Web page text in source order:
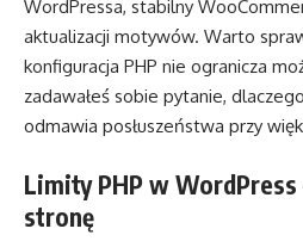
WordPressa, stabilny
aktualizacji motywów. Warto
konfiguracja PHP nie ogranicza
zadawałeś sobie pytanie,
odmawia posłuszeństwa przy
Limity PHP w
stronę